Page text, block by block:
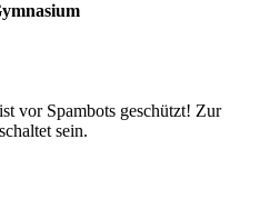
vor Spambots geschützt! Zur
sein.